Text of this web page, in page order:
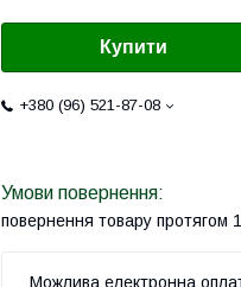
Купити
+380 (96) 521-87-08
повернення товару протягом